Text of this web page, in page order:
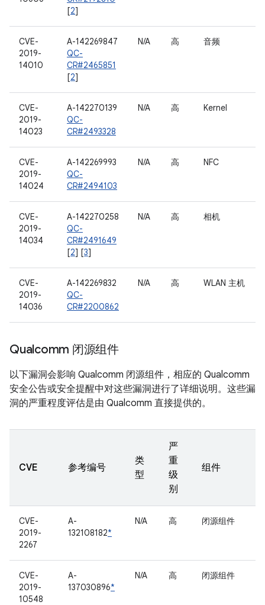
[2]
CVE-
2019-
14010
A-142269847
QC-
CR#2465851
[2]
N/A 高 音频
CVE-
2019-
14023
A-142270139
QC-
CR#2493328
N/A 高 Kernel
CVE-
2019-
14024
A-142269993
QC-
CR#2494103
N/A 高 NFC
CVE-
2019-
14034
A-142270258
QC-
CR#2491649
[2] [3]
N/A 高 相机
CVE-
2019-
14036
A-142269832
QC-
CR#2200862
N/A 高 WLAN 主机
Qualcomm 闭源组件
以下漏洞会影响 Qualcomm 闭源组件，相应的 Qualcomm
安全公告或安全提醒中对这些漏洞进行了详细说明。这些漏
洞的严重程度评估是由 Qualcomm 直接提供的。
CVE 参考编号
类
型
严
重
级
别
组件
CVE-
2019-
2267
A-
132108182*
N/A 高 闭源组件
CVE-
2019-
10548
A-
137030896*
N/A 高 闭源组件